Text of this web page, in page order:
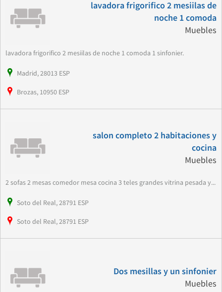
lavadora frigorifico 2 mesiilas de
noche 1 comoda
Muebles
lavadora frigorifico 2 mesiilas de noche 1 comoda 1 sinfonier.
Madrid, 28013 ESP
Brozas, 10950 ESP
salon completo 2 habitaciones y
cocina
Muebles
2 sofas 2 mesas comedor mesa cocina 3 teles grandes vitrina pesada y...
Soto del Real, 28791 ESP
Soto del Real, 28791 ESP
Dos mesillas y un sinfonier
Muebles